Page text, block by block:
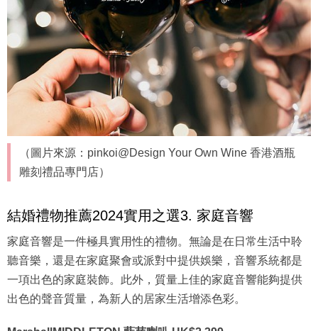
（圖片來源：pinkoi@Design Your Own Wine 香港酒瓶
雕刻禮品專門店）
結婚禮物推薦2024實用之選3. 家庭音響
家庭音響是一件極具實用性的禮物。無論是在日常生活中聆
聽音樂，還是在家庭聚會或派對中提供娛樂，音響系統都是
一項出色的家庭裝飾。此外，質量上佳的家庭音響能夠提供
出色的聲音質量，為新人的居家生活增添色彩。